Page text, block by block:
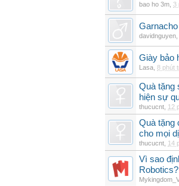
bao ho 3m 3
davidnguyen
Giày bảo
Lasa 8 phút
Quà tặng
hiện sự
thucucnt 12
Quà tặng
cho mọi
thucucnt 14
Vì sao
Robotics?